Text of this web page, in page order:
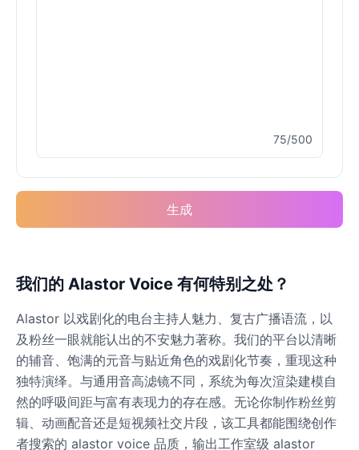
Male @SilentNova
Male @ByteFlow
Caine
Cyn
Female @CherryNova
Daddy Pig
Male @QuantumRune
75/500
生成
我们的 Alastor Voice 有何特别之处？
Alastor 以戏剧化的电台主持人魅力、复古广播语流，以
及粉丝一眼就能认出的不安魅力著称。我们的平台以清晰
的辅音、饱满的元音与贴近角色的戏剧化节奏，重现这种
独特演绎。与通用音高滤镜不同，系统为每次渲染建模自
然的呼吸间距与富有表现力的存在感。无论你制作粉丝剪
辑、动画配音还是短视频社交片段，该工具都能围绕创作
者搜索的 alastor voice 品质，输出工作室级 alastor